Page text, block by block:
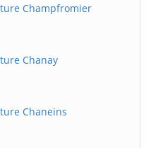
Champfromier
Chanay
Chaneins